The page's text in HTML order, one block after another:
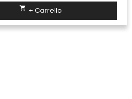
 + Carrello